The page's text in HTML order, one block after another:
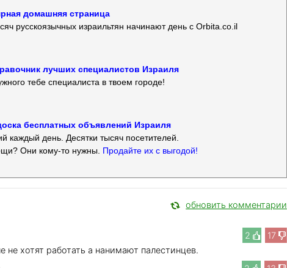
домашняя страница
русскоязычных израильтян начинают день с Orbita.co.il
лучших специалистов Израиля
тебе специалиста в твоем городе!
бесплатных объявлений Израиля
каждый день. Десятки тысяч посетителей.
Они кому-то нужны. Продайте их с выгодой!
обновить комментарии
2 17
не хотят работать а нанимают палестинцев.